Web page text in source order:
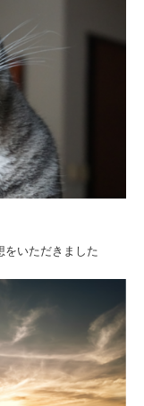
をいただきました